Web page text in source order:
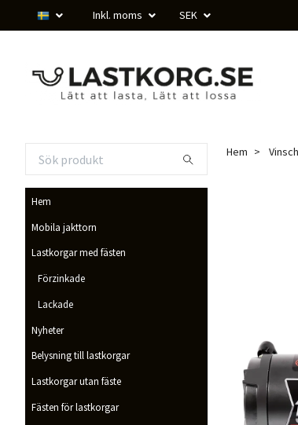
Inkl. moms SEK
Hem
Mobila jakttorn
Lastkorgar med fästen
Förzinkade
Lackade
Nyheter
Belysning till lastkorgar
Lastkorgar utan fäste
Fästen för lastkorgar
Hem